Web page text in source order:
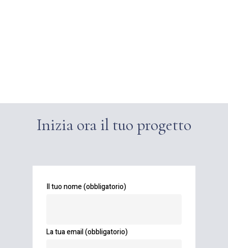
Inizia ora il tuo progetto
Il tuo nome (obbligatorio)
La tua email (obbligatorio)